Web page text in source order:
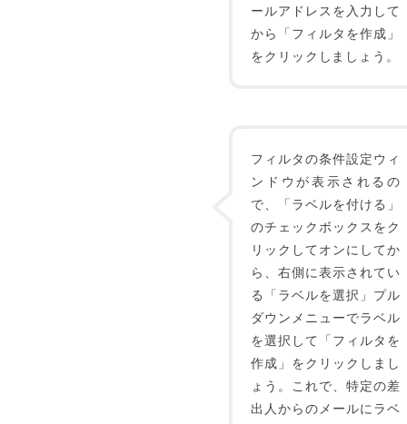
ールアドレスを入力して
から「フィルタを作成」
をクリックしましょう。
フィルタの条件設定ウィ
ンドウが表示されるの
で、「ラベルを付ける」
のチェックボックスをク
リックしてオンにしてか
ら、右側に表示されてい
る「ラベルを選択」プル
ダウンメニューでラベル
を選択して「フィルタを
作成」をクリックしまし
ょう。これで、特定の差
出人からのメールにラベ